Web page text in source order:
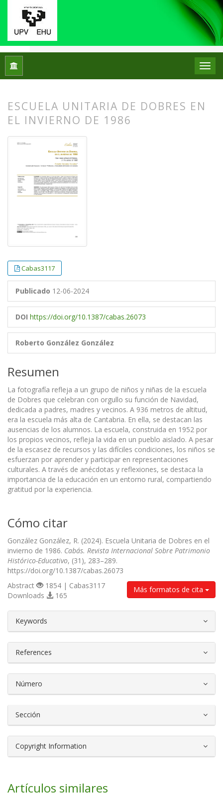
Inicio Núm. 31 (2024): Monográfico: Didáctica
ESCUELA UNITARIA DE DOBRES EN
EL INVIERNO DE 1986
Cabas3117
Publicado 12-06-2024
DOI https://doi.org/10.1387/cabas.26073
Roberto González González
Resumen
La fotografía refleja a un grupo de niños y niñas de la escuela
de Dobres que celebran con orgullo su función de Navidad,
dedicada a padres, madres y vecinos. A 936 metros de altitud,
era la escuela más alta de Cantabria. En ella, se destacan las
ausencias de los alumnos. La escuela, construida en 1952 por
los propios vecinos, refleja la vida en un pueblo aislado. A pesar
de la escasez de recursos y las difíciles condiciones, los niños se
esfuerzan por aprender y participar en representaciones
culturales. A través de anécdotas y reflexiones, se destaca la
importancia de la educación en un entorno rural, compartiendo
gratitud por la experiencia.
Cómo citar
González González, R. (2024). Escuela Unitaria de Dobres en el
invierno de 1986. Cabás. Revista Internacional Sobre Patrimonio
Histórico-Educativo, (31), 283–289.
https://doi.org/10.1387/cabas.26073
Más formatos de cita
Abstract
1854 | Cabas3117
Downloads
165
Keywords
References
Número
Sección
Copyright Information
Artículos similares